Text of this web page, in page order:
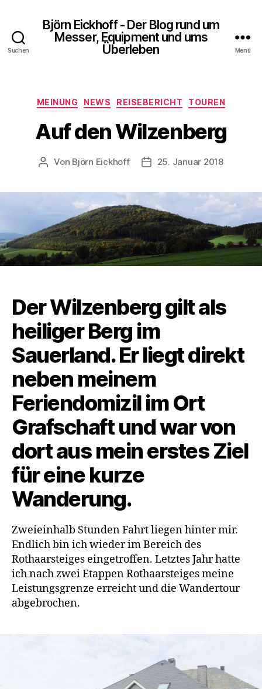
Suchen
Björn Eickhoff - Der Blog rund um
Messer, Equipment und ums
Überleben
Menü
Kategorien
MEINUNG NEWS REISEBERICHT TOUREN
Auf den Wilzenberg
Beitragsautor
Von Björn Eickhoff Veröffentlichungsdatum
25. Januar 2018
Der Wilzenberg gilt als
heiliger Berg im
Sauerland. Er liegt direkt
neben meinem
Feriendomizil im Ort
Grafschaft und war von
dort aus mein erstes Ziel
für eine kurze
Wanderung.
Zweieinhalb Stunden Fahrt liegen hinter mir.
Endlich bin ich wieder im Bereich des
Rothaarsteiges eingetroffen. Letztes Jahr hatte
ich nach zwei Etappen Rothaarsteiges meine
Leistungsgrenze erreicht und die Wandertour
abgebrochen.